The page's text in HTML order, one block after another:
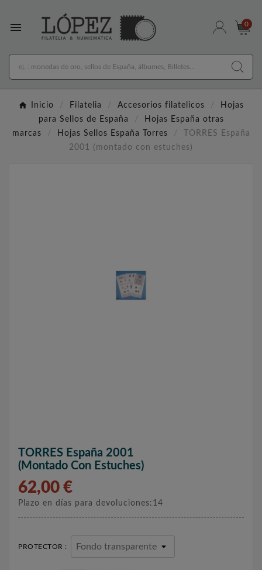
 0
Inicio Filatelia Accesorios filatelicos
Hojas
para Sellos de España
Hojas España otras
marcas
Hojas Sellos España Torres
TORRES España
2001 (montado con estuches)
TORRES España 2001
(montado Con Estuches)
62,00 €
Plazo en días para devoluciones:14
PROTECTOR :